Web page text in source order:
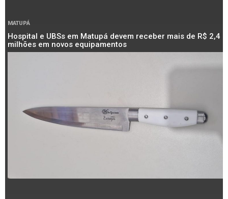
MATUPÁ
Hospital e UBSs em Matupá devem receber mais de R$ 2,4
milhões em novos equipamentos